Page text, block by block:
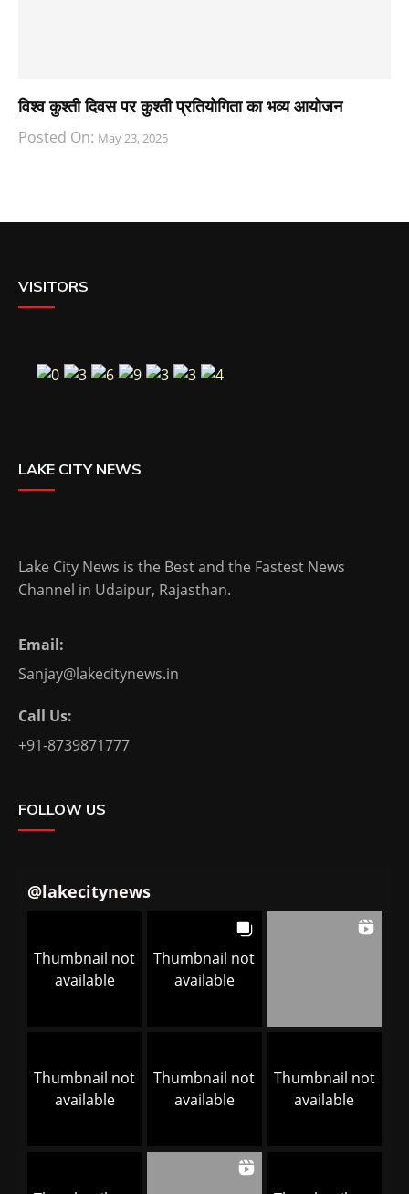
विश्व कुश्ती दिवस पर कुश्ती प्रतियोगिता का भव्य आयोजन
Posted On: May 23, 2025
VISITORS
LAKE CITY NEWS
Lake City News is the Best and the Fastest News
Channel in Udaipur, Rajasthan.
Email:
Sanjay@lakecitynews.in
Call Us:
+91-8739871777
FOLLOW US
@lakecitynews
Thumbnail not
available
Thumbnail not
available
Thumbnail not
available
Thumbnail not
available
Thumbnail not
available